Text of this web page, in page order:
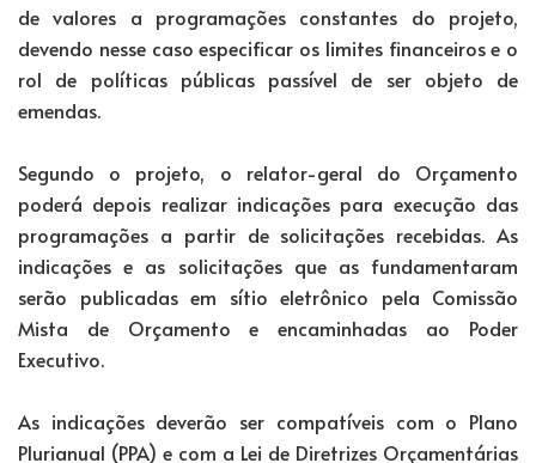
de valores a programações constantes do projeto,
devendo nesse caso especificar os limites financeiros e o
rol de políticas públicas passível de ser objeto de
emendas.
Segundo o projeto, o relator-geral do Orçamento
poderá depois realizar indicações para execução das
programações a partir de solicitações recebidas. As
indicações e as solicitações que as fundamentaram
serão publicadas em sítio eletrônico pela Comissão
Mista de Orçamento e encaminhadas ao Poder
Executivo.
As indicações deverão ser compatíveis com o Plano
Plurianual (PPA) e com a Lei de Diretrizes Orçamentárias